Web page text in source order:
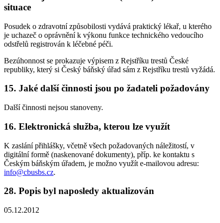
situace
Posudek o zdravotní způsobilosti vydává praktický lékař, u kterého
je uchazeč o oprávnění k výkonu funkce technického vedoucího
odstřelů registrován k léčebné péči.
Bezúhonnost se prokazuje výpisem z Rejstříku trestů České
republiky, který si Český báňský úřad sám z Rejstříku trestů vyžádá.
15. Jaké další činnosti jsou po žadateli požadovány
Další činnosti nejsou stanoveny.
16. Elektronická služba, kterou lze využít
K zaslání přihlášky, včetně všech požadovaných náležitostí, v
digitální formě (naskenované dokumenty), příp. ke kontaktu s
Českým báňským úřadem, je možno využít e-mailovou adresu:
info@cbusbs.cz.
28. Popis byl naposledy aktualizován
05.12.2012